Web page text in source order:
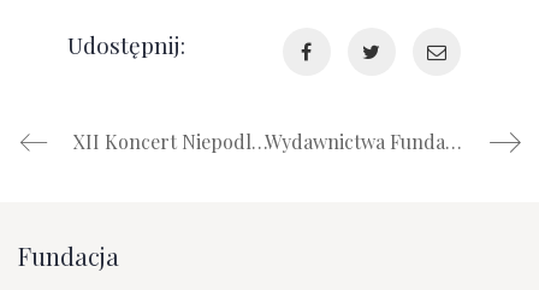
Udostępnij:
XII Koncert Niepodległości „Dominium Maris” Wydawnictwa Fundacji Dziedzictwa Rzeczypospolitej dla Polaków na Litwie i Łotwie
Fundacja